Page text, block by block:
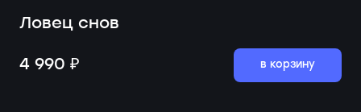
Ловец снов
4 990 ₽
в корзину